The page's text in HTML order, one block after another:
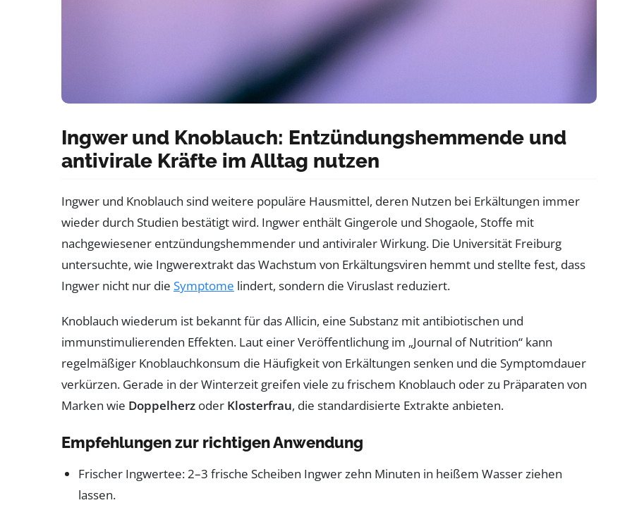
Ingwer und Knoblauch: Entzündungshemmende und
antivirale Kräfte im Alltag nutzen
Ingwer und Knoblauch sind weitere populäre Hausmittel, deren Nutzen bei Erkältungen immer
wieder durch Studien bestätigt wird. Ingwer enthält Gingerole und Shogaole, Stoffe mit
nachgewiesener entzündungshemmender und antiviraler Wirkung. Die Universität Freiburg
untersuchte, wie Ingwerextrakt das Wachstum von Erkältungsviren hemmt und stellte fest, dass
Ingwer nicht nur die Symptome lindert, sondern die Viruslast reduziert.
Knoblauch wiederum ist bekannt für das Allicin, eine Substanz mit antibiotischen und
immunstimulierenden Effekten. Laut einer Veröffentlichung im „Journal of Nutrition“ kann
regelmäßiger Knoblauchkonsum die Häufigkeit von Erkältungen senken und die Symptomdauer
verkürzen. Gerade in der Winterzeit greifen viele zu frischem Knoblauch oder zu Präparaten von
Marken wie Doppelherz oder Klosterfrau, die standardisierte Extrakte anbieten.
Empfehlungen zur richtigen Anwendung
Frischer Ingwertee: 2–3 frische Scheiben Ingwer zehn Minuten in heißem Wasser ziehen
lassen.